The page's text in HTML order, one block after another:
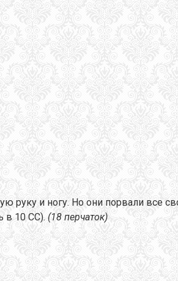
и ногу. Но они порвали все
в 10 СС). (18 перчаток)